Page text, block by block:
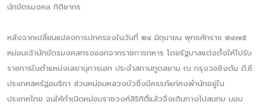
นักขัตรมงคล กิติยากร
หลังจากเปลี่ยนแปลงการปกครองในวันที่ ๒๔ มิถุนายน พุทธศักราช ๒๔๗๕
หม่อมเจ้านักขัตรมงคลทรงออกจากราชการทหาร โดยรัฐบาลแต่งตั้งให้ไปรับ
ราชการในตำแหน่งเลขานุการเอก ประจำสถานทูตสยาม ณ กรุงวอชิงตัน ดี.ซี.
ประเทศสหรัฐอมริกา ส่วนหม่อมหลวงบัวซึ่งมีครรภ์แก่คงพำนักอยู่ใน
ประเทศไทย จนให้กำเนิดหม่อมราชวงศ์สิริกิติ์แล้วจึงเดินทางไปสมทบ มอบ